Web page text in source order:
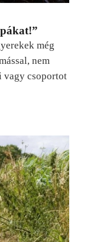
még
nem
vagy csoportot